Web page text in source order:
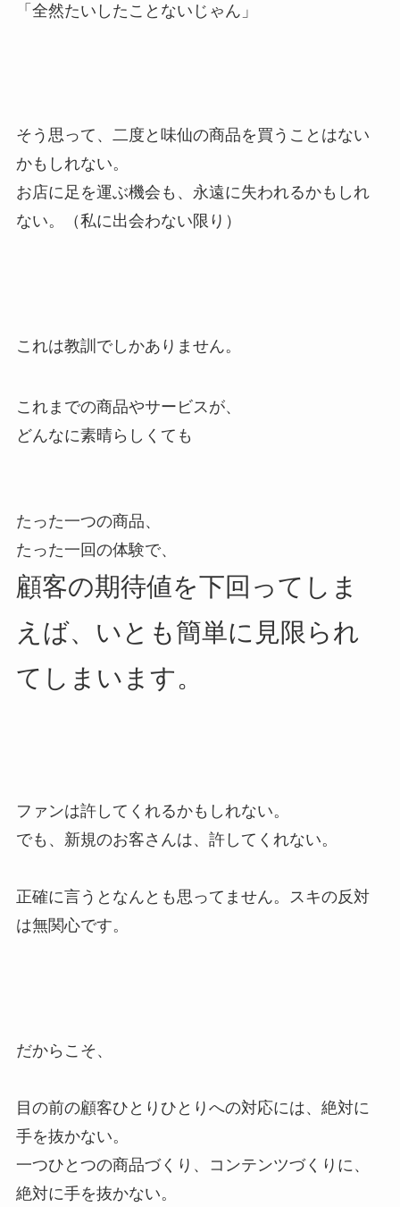
「全然たいしたことないじゃん」
そう思って、二度と味仙の商品を買うことはない
かもしれない。
お店に足を運ぶ機会も、永遠に失われるかもしれ
ない。（私に出会わない限り）
これは教訓でしかありません。
これまでの商品やサービスが、
どんなに素晴らしくても
たった一つの商品、
たった一回の体験で、
顧客の期待値を下回ってしま
えば、いとも簡単に見限られ
てしまいます。
ファンは許してくれるかもしれない。
でも、新規のお客さんは、許してくれない。
正確に言うとなんとも思ってません。スキの反対
は無関心です。
だからこそ、
目の前の顧客ひとりひとりへの対応には、絶対に
手を抜かない。
一つひとつの商品づくり、コンテンツづくりに、
絶対に手を抜かない。